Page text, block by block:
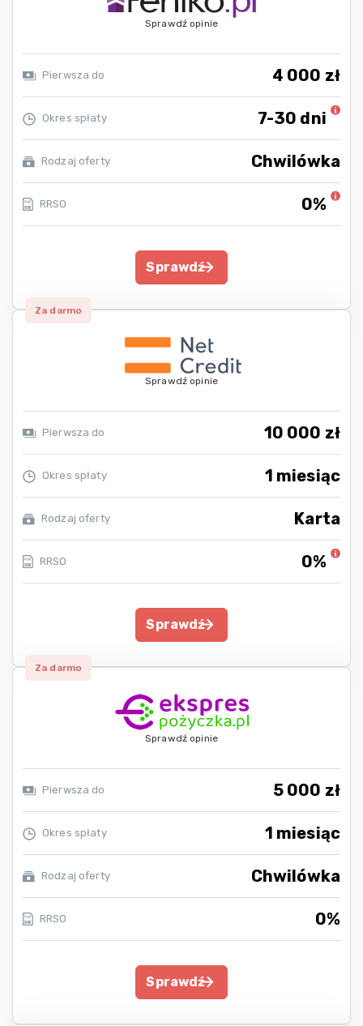
Sprawdź opinie
Pierwsza do 4 000 zł
Okres spłaty 7-30 dni
Rodzaj oferty Chwilówka
RRSO 0%
Sprawdź
Za darmo
Sprawdź opinie
Pierwsza do 10 000 zł
Okres spłaty 1 miesiąc
Rodzaj oferty Karta
RRSO 0%
Sprawdź
Za darmo
Sprawdź opinie
Pierwsza do 5 000 zł
Okres spłaty 1 miesiąc
Rodzaj oferty Chwilówka
RRSO 0%
Sprawdź